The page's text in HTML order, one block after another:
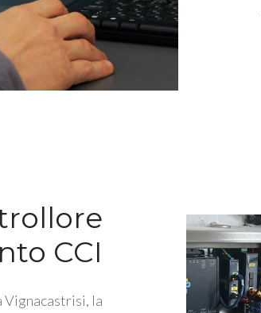
CCI
Vignacastrisi, la